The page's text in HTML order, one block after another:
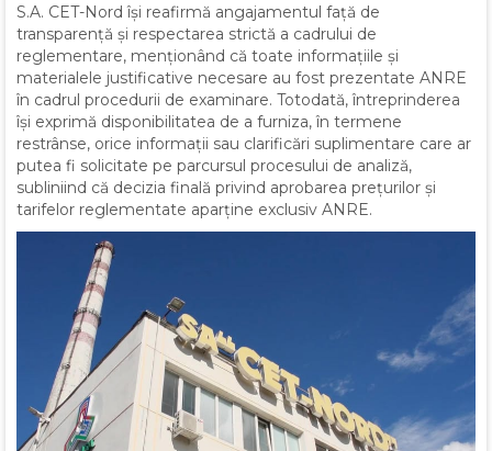
S.A. CET-Nord își reafirmă angajamentul față de
transparență și respectarea strictă a cadrului de
reglementare, menționând că toate informațiile și
materialele justificative necesare au fost prezentate ANRE
în cadrul procedurii de examinare. Totodată, întreprinderea
își exprimă disponibilitatea de a furniza, în termene
restrânse, orice informații sau clarificări suplimentare care ar
putea fi solicitate pe parcursul procesului de analiză,
subliniind că decizia finală privind aprobarea prețurilor și
tarifelor reglementate aparține exclusiv ANRE.